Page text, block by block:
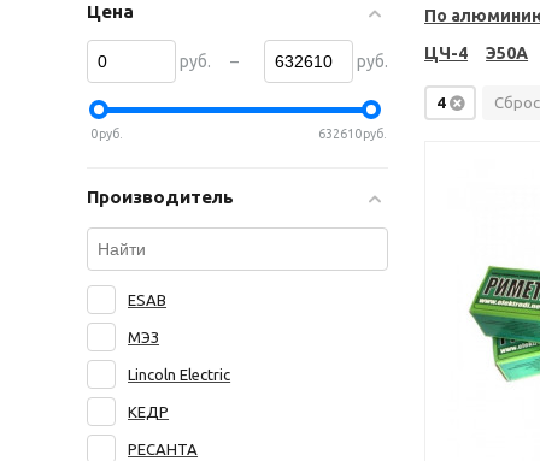
По
ЦЧ-4
Э50А
4
Цена
руб. – руб.
0руб. 632610руб.
Производитель
ESAB
МЭЗ
Lincoln Electric
КЕДР
РЕСАНТА